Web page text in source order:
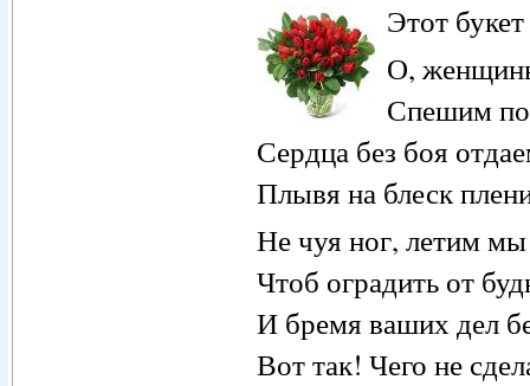
Этот
О,
Спешим
Сердца без боя
Плывя на блеск
Не чуя ног, летим
Чтоб оградить от
И бремя ваших дел
Вот так! Чего не